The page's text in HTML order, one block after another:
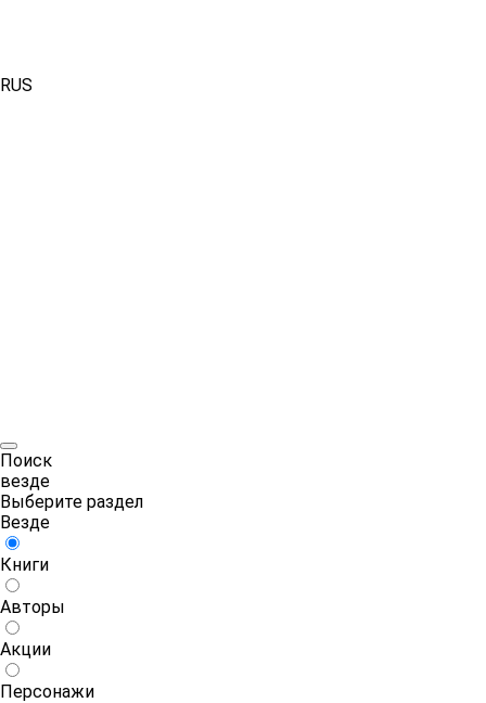
RUS
Поиск
везде
Выберите раздел
Везде
Книги
Авторы
Акции
Персонажи